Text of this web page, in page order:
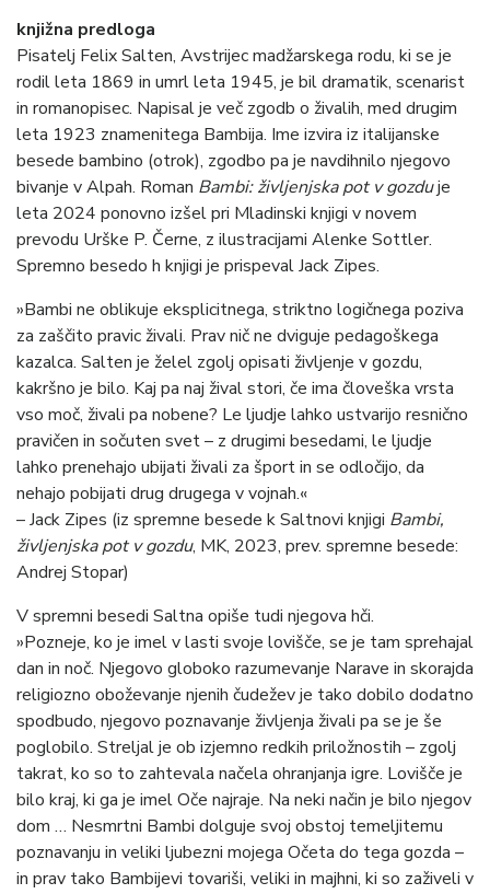
knjižna predloga
Pisatelj Felix Salten, Avstrijec madžarskega rodu, ki se je
rodil leta 1869 in umrl leta 1945, je bil dramatik, scenarist
in romanopisec. Napisal je več zgodb o živalih, med drugim
leta 1923 znamenitega Bambija. Ime izvira iz italijanske
besede bambino (otrok), zgodbo pa je navdihnilo njegovo
bivanje v Alpah. Roman Bambi: življenjska pot v gozduje
leta 2024 ponovno izšel pri Mladinski knjigi v novem
prevodu Urške P. Černe, z ilustracijami Alenke Sottler.
Spremno besedo h knjigi je prispeval Jack Zipes.
»Bambi ne oblikuje eksplicitnega, striktno logičnega poziva
za zaščito pravic živali. Prav nič ne dviguje pedagoškega
kazalca. Salten je želel zgolj opisati življenje v gozdu,
kakršno je bilo. Kaj pa naj žival stori, če ima človeška vrsta
vso moč, živali pa nobene? Le ljudje lahko ustvarijo resnično
pravičen in sočuten svet – z drugimi besedami, le ljudje
lahko prenehajo ubijati živali za šport in se odločijo, da
nehajo pobijati drug drugega v vojnah.«
– Jack Zipes (iz spremne besede k Saltnovi knjigi Bambi,
življenjska pot v gozdu, MK, 2023, prev. spremne besede:
Andrej Stopar)
V spremni besedi Saltna opiše tudi njegova hči.
»Pozneje, ko je imel v lasti svoje lovišče, se je tam sprehajal
dan in noč. Njegovo globoko razumevanje Narave in skorajda
religiozno oboževanje njenih čudežev je tako dobilo dodatno
spodbudo, njegovo poznavanje življenja živali pa se je še
poglobilo. Streljal je ob izjemno redkih priložnostih – zgolj
takrat, ko so to zahtevala načela ohranjanja igre. Lovišče je
bilo kraj, ki ga je imel Oče najraje. Na neki način je bilo njegov
dom … Nesmrtni Bambi dolguje svoj obstoj temeljitemu
poznavanju in veliki ljubezni mojega Očeta do tega gozda –
in prav tako Bambijevi tovariši, veliki in majhni, ki so zaživeli v